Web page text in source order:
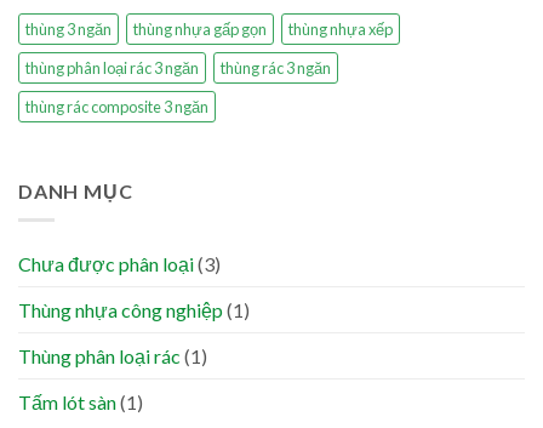
thùng 3 ngăn thùng nhựa gấp gọn
thùng nhựa xếp
thùng phân loại rác 3 ngăn
thùng rác 3 ngăn
thùng rác composite 3 ngăn
DANH MỤC
Chưa được phân loại(3)
Thùng nhựa công nghiệp(1)
Thùng phân loại rác (1)
Tấm lót sàn(1)